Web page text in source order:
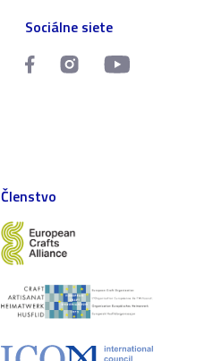
Sociálne siete
Členstvo